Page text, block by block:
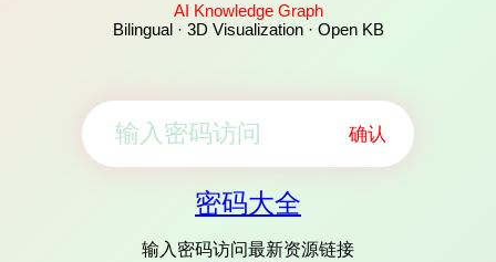
AI Knowledge Graph
Bilingual · 3D Visualization · Open KB
确认
密码大全
输入密码访问最新资源链接